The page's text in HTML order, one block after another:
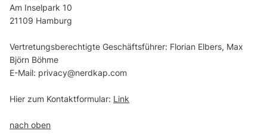
Vertretungsberechtigte Geschäftsführer:
E-Mail:
Hier zum Kontaktformular: Link
nach oben